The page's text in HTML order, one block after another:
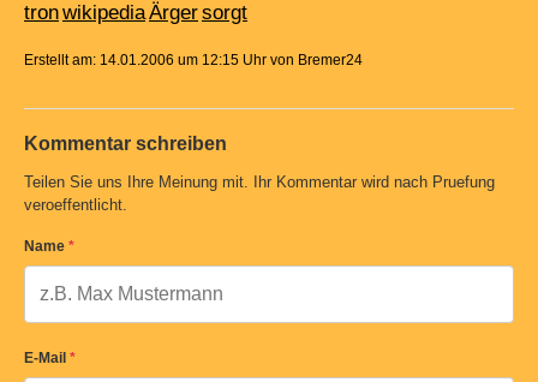
tronwikipediaÄrgersorgt
Erstellt am: 14.01.2006 um 12:15 Uhr von Bremer24
Kommentar schreiben
Teilen Sie uns Ihre Meinung mit. Ihr Kommentar wird nach Pruefung
veroeffentlicht.
Name *
E-Mail *